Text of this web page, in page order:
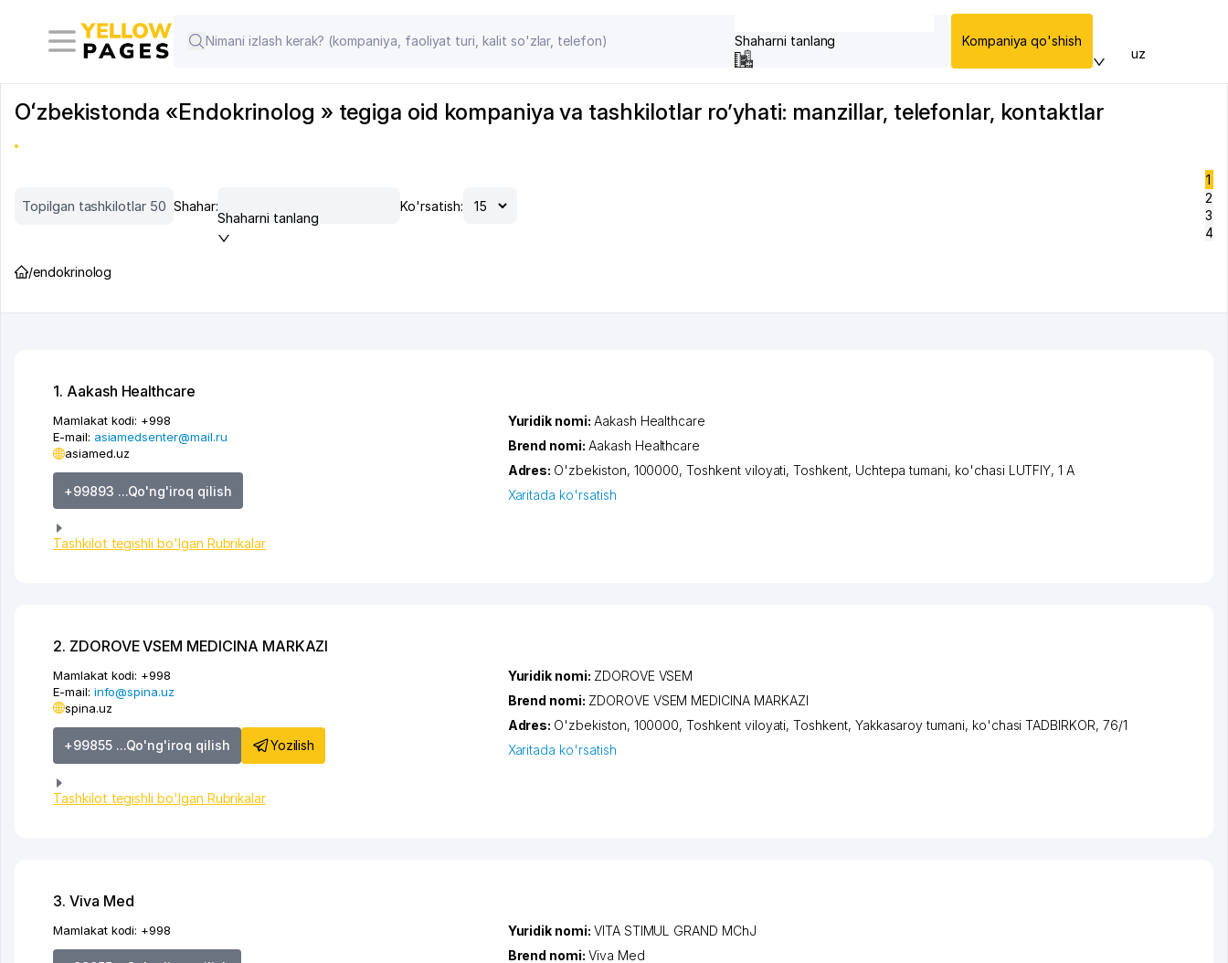
Shaharni tanlang Kompaniya qo'shish
uz
Oʻzbekistonda «Endokrinolog » tegiga oid kompaniya va tashkilotlar ro’yhati: manzillar, telefonlar, kontaktlar
Topilgan tashkilotlar 50 Shahar:
Shaharni tanlang
Ko'rsatish:
1
2
3
4
/endokrinolog
1. Aakash Healthcare
Mamlakat kodi: +998
E-mail: asiamedsenter@mail.ru
asiamed.uz
+99893 ...Qo'ng'iroq qilish
Tashkilot tegishli bo'lgan Rubrikalar
Yuridik nomi: Aakash Healthcare
Brend nomi: Aakash Healthcare
Adres: O'zbekiston, 100000,Toshkent viloyati,Toshkent, Uchtepa tumani, ko'chasi LUTFIY, 1 A
Xaritada ko'rsatish
2. ZDOROVE VSEM MEDICINA MARKAZI
Mamlakat kodi: +998
E-mail: info@spina.uz
spina.uz
+99855 ...Qo'ng'iroq qilish Yozilish
Tashkilot tegishli bo'lgan Rubrikalar
Yuridik nomi: ZDOROVE VSEM
Brend nomi: ZDOROVE VSEM MEDICINA MARKAZI
Adres: O'zbekiston, 100000,Toshkent viloyati,Toshkent, Yakkasaroy tumani, ko'chasi TADBIRKOR, 76/1
Xaritada ko'rsatish
3. Viva Med
Mamlakat kodi: +998 Yuridik nomi: VITA STIMUL GRAND MChJ
Brend nomi: Viva Med